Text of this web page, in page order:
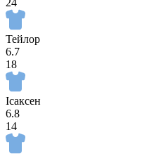
24
Тейлор
6.7
18
Ісаксен
6.8
14